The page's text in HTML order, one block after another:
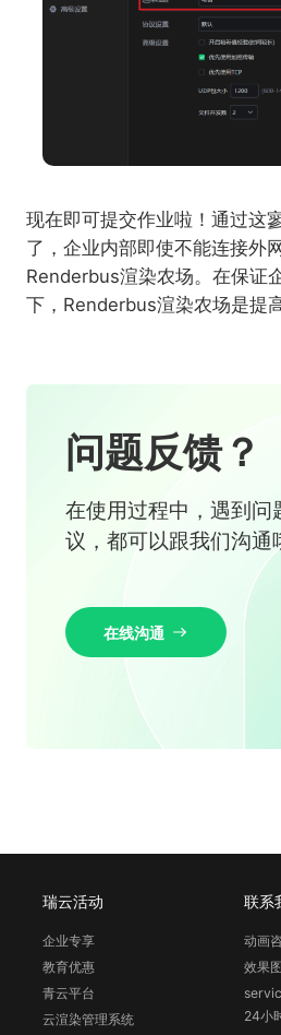
现在即可提交作业啦！通过这
了，企业内部即使不能连接外
Renderbus渲染农场。在保证
下，Renderbus渲染农场是提
问题反馈？
在使用过程中，遇到问
议，都可以跟我们沟通
在线沟通
瑞云活动
企业专享
教育优惠
青云平台
云渲染管理系统
联系
动画
效果
24小